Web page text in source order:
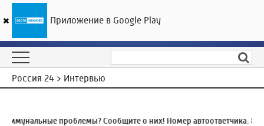
ГТРК «Ивтелерадио»
Россия 24 > Интервью
проблемы? Сообщите о них! Номер автоответчика:8
Приложение в Google Play